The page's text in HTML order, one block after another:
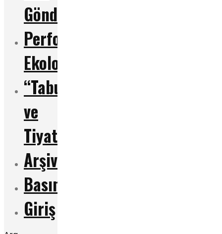
Gönderme
Performans
Ekolojileri
“Tabu”
ve
Tiyatro
Arşiv
Basından
Giriş